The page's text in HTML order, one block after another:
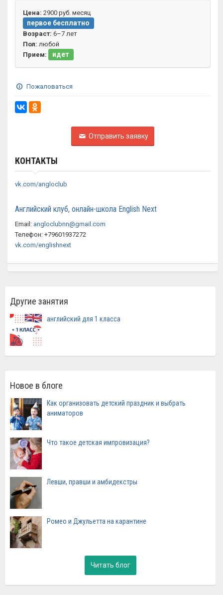
Цена: 2900 руб. месяц
первое бесплатно
Возраст: 6–7 лет
Пол: любой
Прием:
идет
Пожаловаться
Отправить заявку
КОНТАКТЫ
vk.com/angloclub
Английский клуб, онлайн-школа English Next
Email: angloclubnn@gmail.com
Телефон: +79601937272
vk.com/englishnext
Другие занятия
английский для 1 класса
Новое в блоге
Как организовать детский праздник и выбрать
аниматоров
Что такое детская импровизация?
Левши, правши и амбидекстры
Ромео и Джульетта на карантине
Читать блог